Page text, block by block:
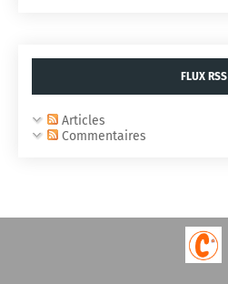
FLUX RSS
Articles
Commentaires